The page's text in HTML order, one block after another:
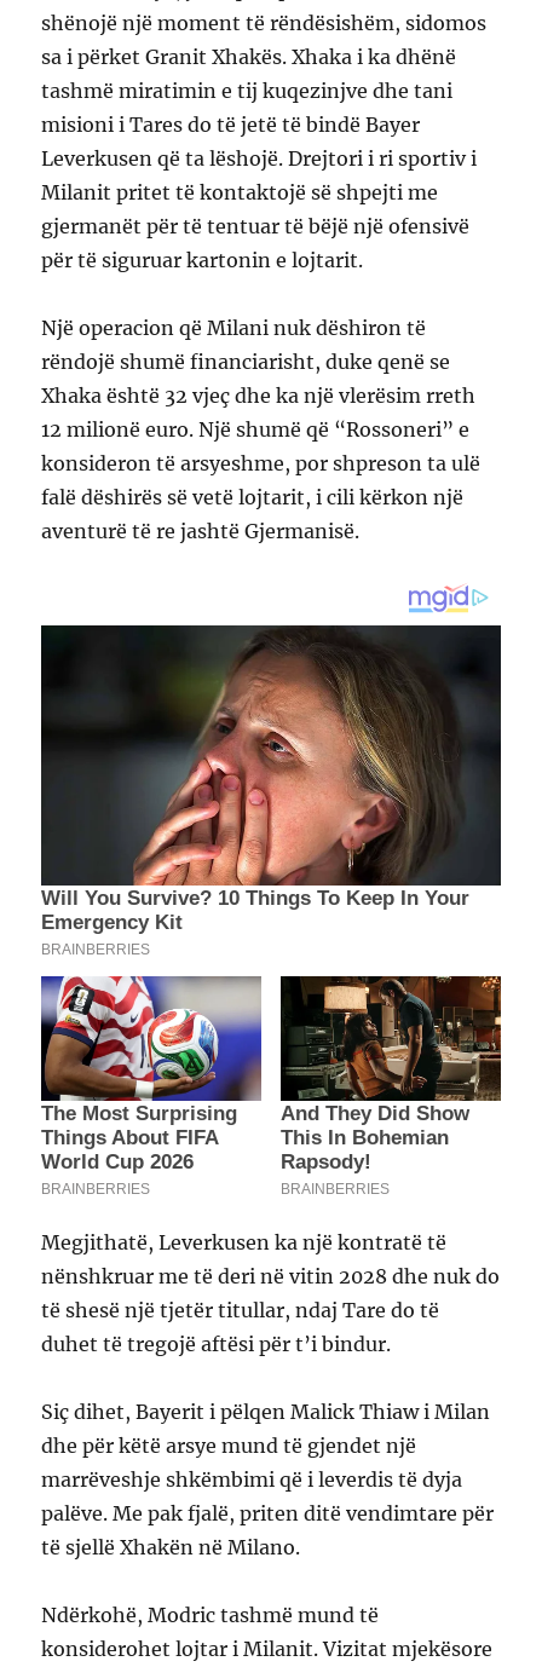
shënojë një moment të rëndësishëm, sidomos
sa i përket Granit Xhakës. Xhaka i ka dhënë
tashmë miratimin e tij kuqezinjve dhe tani
misioni i Tares do të jetë të bindë Bayer
Leverkusen që ta lëshojë. Drejtori i ri sportiv i
Milanit pritet të kontaktojë së shpejti me
gjermanët për të tentuar të bëjë një ofensivë
për të siguruar kartonin e lojtarit.
Një operacion që Milani nuk dëshiron të
rëndojë shumë financiarisht, duke qenë se
Xhaka është 32 vjeç dhe ka një vlerësim rreth
12 milionë euro. Një shumë që “Rossoneri” e
konsideron të arsyeshme, por shpreson ta ulë
falë dëshirës së vetë lojtarit, i cili kërkon një
aventurë të re jashtë Gjermanisë.
Megjithatë, Leverkusen ka një kontratë të
nënshkruar me të deri në vitin 2028 dhe nuk do
të shesë një tjetër titullar, ndaj Tare do të
duhet të tregojë aftësi për t’i bindur.
Siç dihet, Bayerit i pëlqen Malick Thiaw i Milan
dhe për këtë arsye mund të gjendet një
marrëveshje shkëmbimi që i leverdis të dyja
palëve. Me pak fjalë, priten ditë vendimtare për
të sjellë Xhakën në Milano.
Ndërkohë, Modric tashmë mund të
konsiderohet lojtar i Milanit. Vizitat mjekësore